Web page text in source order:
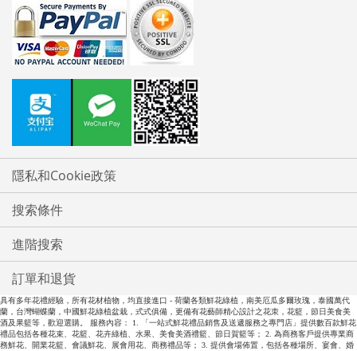
隱私和Cookie政策
搜索條件
進階搜索
訂單和退貨
具有多年花禮經驗，所有花材植物，均直接進口 - 荷蘭各類鮮花綠植，南美厄瓜多爾玫瑰，泰國萬代
蘭，台灣蝴蝶蘭，中國鮮花綠植盆栽，式式俱備，更備有花藝師精心設計之花朿，花籃，節日美食美
酒及果籃等，歡迎選購。 服務內容： 1. 「一站式鮮花禮品銷售及送遞服務之專門店」提供數百款鮮花
禮品包括各種花束、花籃、花卉綠植、水果、美食美酒禮籃、節日賀籃等； 2. 為商務客戶提供專業商
務鮮花、開業花籃、會議鮮花、展會用花、商務禮品等； 3. 提供會場佈置，包括各種場所、宴會、婚